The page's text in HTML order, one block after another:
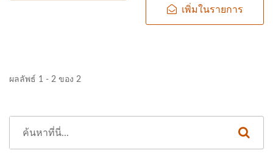
เพิ่มในรายการ
ผลลัพธ์ 1 - 2 ของ 2